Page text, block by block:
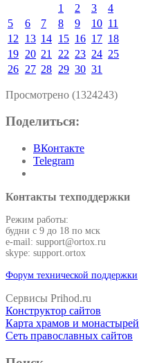
1
2 3
4
5
6 7 8 9 10 11
12
13 14 15 16 17 18
19 20 21 22 23 24 25
26 27 28 29 30 31
Просмотрено (1324243)
Поделиться:
ВКонтакте
Telegram
Контакты техподдержки
Режим работы:
будни с 9 до 18 по мск
e-mail: support@ortox.ru
skype: support.ortox
Форум технической поддержки
Сервисы Prihod.ru
Конструктор сайтов
Карта храмов и монастырей
Сеть православных сайтов